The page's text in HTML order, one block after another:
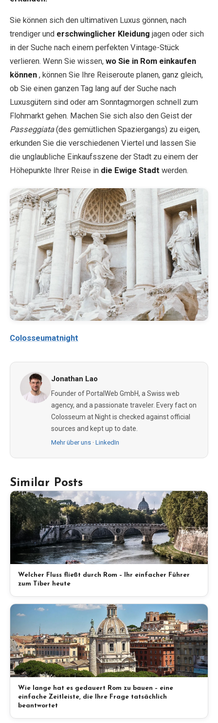
Sie können sich den ultimativen Luxus gönnen, nach
trendiger und erschwinglicher Kleidung jagen oder sich
in der Suche nach einem perfekten Vintage-Stück
verlieren. Wenn Sie wissen, wo Sie in Rom einkaufen
können , können Sie Ihre Reiseroute planen, ganz gleich,
ob Sie einen ganzen Tag lang auf der Suche nach
Luxusgütern sind oder am Sonntagmorgen schnell zum
Flohmarkt gehen. Machen Sie sich also den Geist der
Passeggiata(des gemütlichen Spaziergangs) zu eigen,
erkunden Sie die verschiedenen Viertel und lassen Sie
die unglaubliche Einkaufsszene der Stadt zu einem der
Höhepunkte Ihrer Reise in die Ewige Stadt werden.
Colosseumatnight
Jonathan Lao
Founder of PortalWeb GmbH, a Swiss web
agency, and a passionate traveler. Every fact on
Colosseum at Night is checked against official
sources and kept up to date.
Mehr über uns · LinkedIn
Similar Posts
Welcher Fluss fließt durch Rom – Ihr einfacher Führer
zum Tiber heute
Wie lange hat es gedauert Rom zu bauen – eine
einfache Zeitleiste, die Ihre Frage tatsächlich
beantwortet